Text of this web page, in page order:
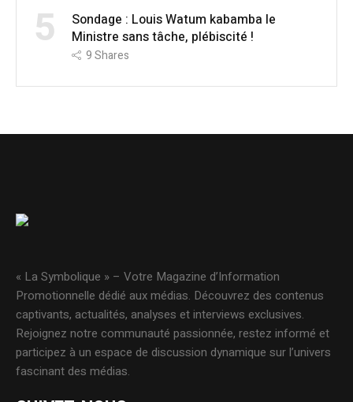
5
Sondage : Louis Watum kabamba le
Ministre sans tâche, plébiscité !
9Shares
« La Symbolique » – Votre Magazine d’Information
Promotionnelle dédié aux médias. Découvrez des contenus
captivants, actualités, analyses et interviews exclusives.
Rejoignez notre communauté passionnée, restez informé et
participez à un espace de discussion dynamique sur l’univers
fascinant des médias.